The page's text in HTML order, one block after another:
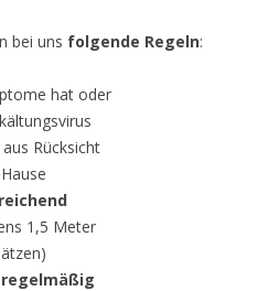
bei uns folgende Regeln:
hat oder
Rücksicht
1,5 Meter
regelmäßig